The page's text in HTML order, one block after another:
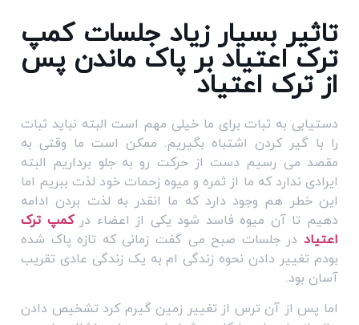
تاثیر بسیار زیاد جلسات کمپ
ترک اعتیاد بر پاک ماندن پس
از ترک اعتیاد
دستیابی به ثبات برای ما خیلی مهم است البته نباید ثبات
را با گیر کردن اشتباه بگیریم. ممکن است ما وقتی به
مقصد می رسیم دست از حرکت رو به جلو برداریم البته
ایرادی ندارد که ما از ثمره و میوه زحمات خود لذت ببریم اما
این خطر هم وجود دارد که ما انقدر به لذت بردن ادامه
دهیم تا آن میوه فاسد شود یکی از اعضاء درکمپ ترک
اعتیاد در جلسات صبح می گفت زمانی که تازه پاک شده
بودم تغییر دادن نحوه زندگی ام به یک زندگی عادی تقریب
آسان بود.
اما پس از آن ترس از تغییر زمین گیرم کرد تشخیص دادن